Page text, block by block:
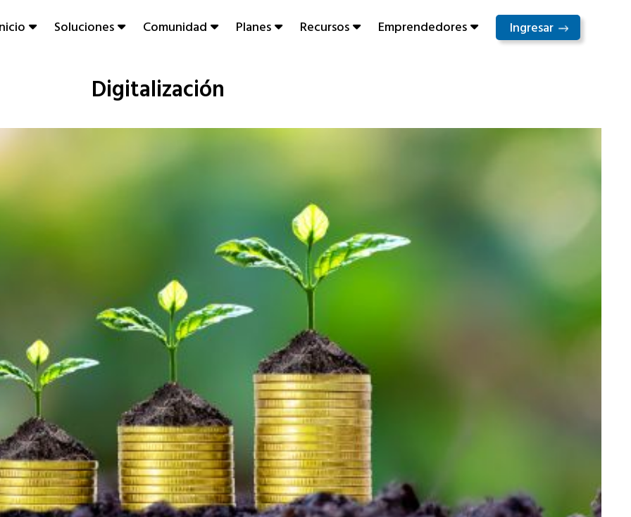
Soluciones Comunidad Planes Recursos Emprendedores Ingresar
Digitalización